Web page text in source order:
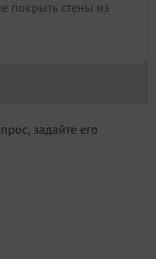
задайте его